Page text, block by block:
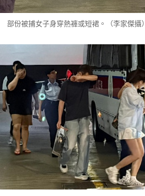
部份被捕女子身穿熱褲或短裙。（李家傑攝）